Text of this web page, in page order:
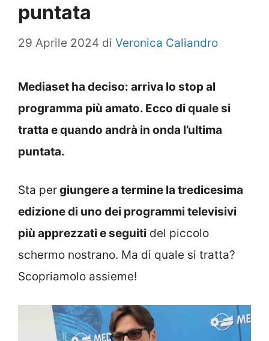
puntata
29 Aprile 2024 di Veronica Caliandro
Mediaset ha deciso: arriva lo stop al
programma più amato. Ecco di quale si
tratta e quando andrà in onda l’ultima
puntata.
Sta pergiungere a termine la tredicesima
edizione di uno dei programmi televisivi
più apprezzati e seguiti del piccolo
schermo nostrano. Ma di quale si tratta?
Scopriamolo assieme!